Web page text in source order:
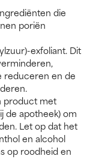
die
poriën
exfoliant. Dit
reduceren en de
product met
de apotheek) om
Let op dat het
en alcohol
op roodheid en